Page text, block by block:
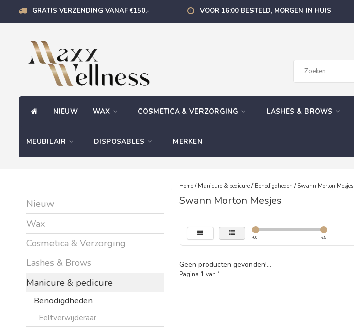
GRATIS VERZENDING VANAF €150,- VOOR 16:00 BESTELD, MORGEN IN HUIS
NIEUW WAX COSMETICA & VERZORGING LASHES & BROWS
MEUBILAIR DISPOSABLES MERKEN
Nieuw
Wax
Cosmetica & Verzorging
Lashes & Brows
Manicure & pedicure
Benodigdheden
Eeltverwijderaar
Home/ Manicure & pedicure/ Benodigdheden / Swann Morton Mesjes
Swann Morton Mesjes
€0 €5
Geen producten gevonden!...
Pagina 1 van 1